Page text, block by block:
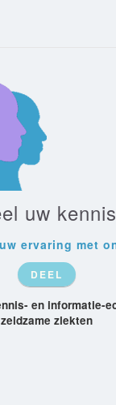
uw kennis
ervaring met
DEEL
en informatie-
zeldzame ziekten